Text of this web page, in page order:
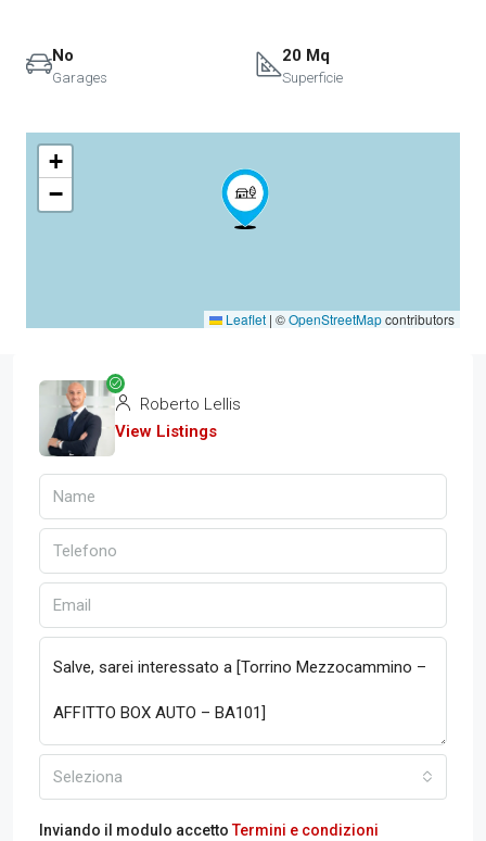
No
Garages
20 Mq
Superficie
+
−
Leaflet | ©OpenStreetMapcontributors
Roberto Lellis
View Listings
Seleziona
Inviando il modulo accettoTermini e condizioni